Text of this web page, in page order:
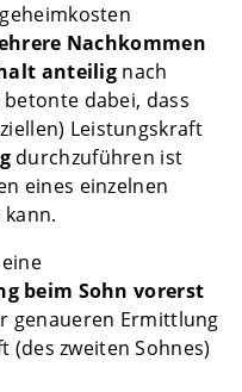
Nachkommen
anteilig nach
betonte dabei, dass
Leistungskraft
durchzuführen ist
eines einzelnen
beim Sohn vorerst
genaueren Ermittlung
(des zweiten Sohnes)